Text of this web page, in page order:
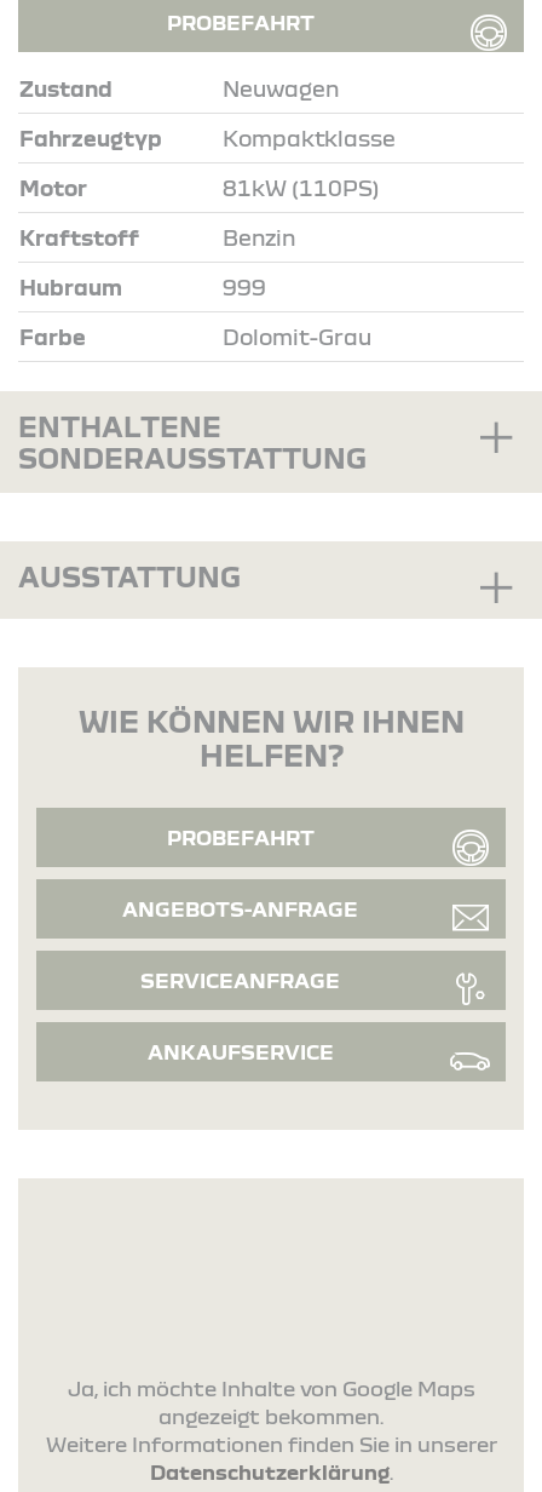
Zustand Neuwagen
Fahrzeugtyp Kompaktklasse
Motor 81kW (110PS)
Kraftstoff Benzin
Hubraum 999
Farbe Dolomit-Grau
PROBEFAHRT
ENTHALTENE
SONDERAUSSTATTUNG
AUSSTATTUNG
WIE KÖNNEN WIR IHNEN
HELFEN?
PROBEFAHRT
ANGEBOTS-ANFRAGE
SERVICEANFRAGE
ANKAUFSERVICE
Ja, ich möchte Inhalte von Google Maps
angezeigt bekommen.
Weitere Informationen finden Sie in unserer
Datenschutzerklärung.